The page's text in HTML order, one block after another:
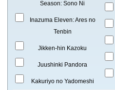
Season: Sono Ni
Inazuma Eleven: Ares no
Tenbin
Jikken-hin Kazoku
Juushinki Pandora
Kakuriyo no Yadomeshi